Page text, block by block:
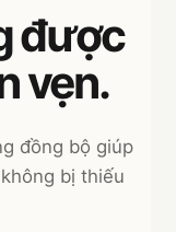
được
vẹn.
đồng bộ giúp
bị thiếu